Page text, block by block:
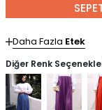
Daha Fazla Etek
Diğer Renk